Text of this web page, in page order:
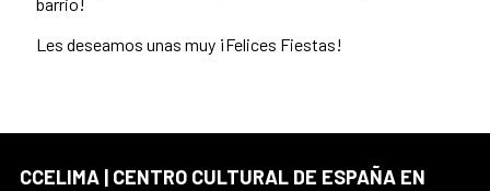
Les deseamos unas muy ¡Felices Fiestas!
CCELIMA | CENTRO CULTURAL DE ESPAÑA EN